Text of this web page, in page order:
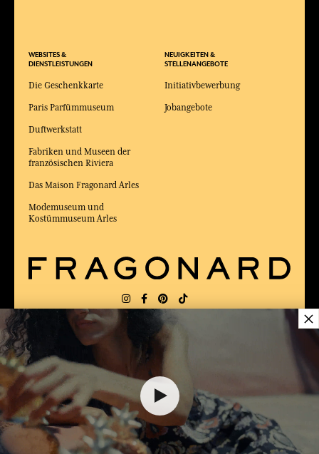
82,00 €
WEBSITES &
DIENSTLEISTUNGEN
Die Geschenkkarte
Paris Parfümmuseum
Duftwerkstatt
Fabriken und Museen der
französischen Riviera
Das Maison Fragonard Arles
Modemuseum und
Kostümmuseum Arles
NEUIGKEITEN &
STELLENANGEBOTE
Initiativbewerbung
Jobangebote
LIEFERUNG: FR
ZUM BESTEN ONLINE-COMMERCE-SITE
2025 vom Magazin Capital gewählt
×